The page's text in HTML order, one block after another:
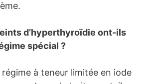
d’hyperthyroïdie ont-ils
spécial ?
à teneur limitée en iode